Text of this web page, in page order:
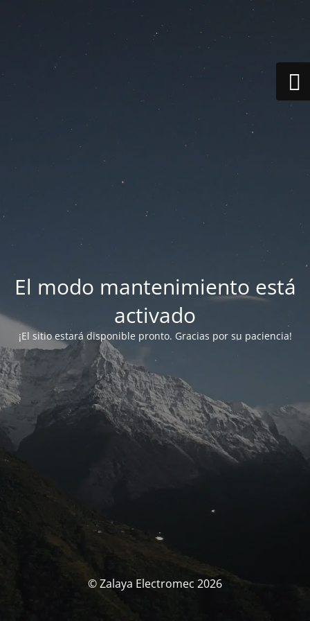
El modo mantenimiento está
activado
¡El sitio estará disponible pronto. Gracias por su paciencia!
© Zalaya Electromec 2026